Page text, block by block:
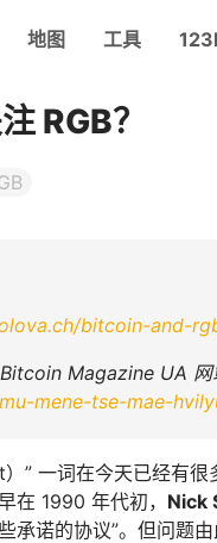
地图 工具
RGB？
bitcoin-and-
Magazine UA 网
mene-tse-mae-
” 一词在今天已经有
在 1990 年代初， Nick
诺的协议”。但问题由